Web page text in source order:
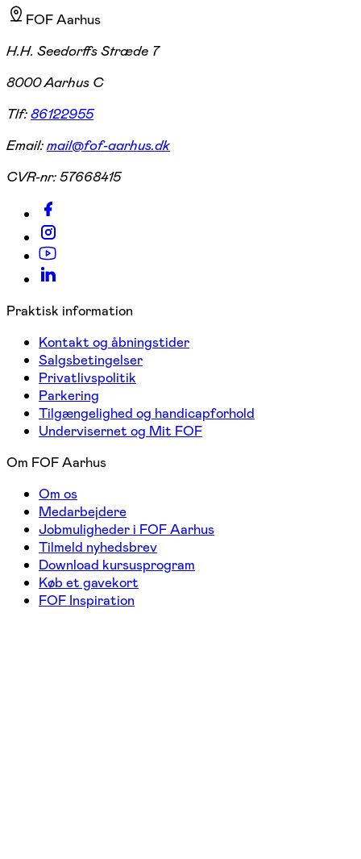
FOF Aarhus
H.H. Seedorffs Stræde 7
8000 Aarhus C
Tlf:86122955
Email:mail@fof-aarhus.dk
CVR-nr:57668415
Praktisk information
Kontakt og åbningstider
Salgsbetingelser
Privatlivspolitik
Parkering
Tilgængelighed og handicapforhold
Undervisernet og Mit FOF
Om FOF Aarhus
Om os
Medarbejdere
Jobmuligheder i FOF Aarhus
Tilmeld nyhedsbrev
Download kursusprogram
Køb et gavekort
FOF Inspiration